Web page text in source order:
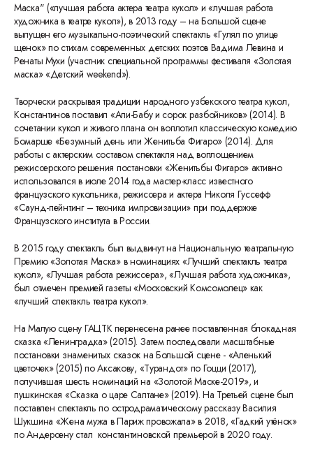
Маска" («лучшая работа актера театра кукол» и «лучшая работа
художника в театре кукол»), в 2013 году – на Большой сцене
выпущен его музыкально-поэтический спектакль «Гулял по улице
щенок» по стихам современных детских поэтов Вадима Левина и
Ренаты Мухи (участник специальной программы фестиваля «Золотая
маска» «Детский weekend»).
Творчески раскрывая традиции народного узбекского театра кукол,
Константинов поставил «Али-Бабу и сорок разбойников» (2014). В
сочетании кукол и живого плана он воплотил классическую комедию
Бомарше «Безумный день или Женитьба Фигаро» (2014). Для
работы с актерским составом спектакля над воплощением
режиссерского решения постановки «Женитьбы Фигаро» активно
использовался в июле 2014 года мастер-класс известного
французского кукольника, режиссера и актера Николя Гуссефф
«Саунд-пейнтинг – техника импровизации» при поддержке
Французского института в России.
В 2015 году спектакль был выдвинут на Национальную театральную
Премию «Золотая Маска» в номинациях «Лучший спектакль театра
кукол», «Лучшая работа режиссера», «Лучшая работа художника»,
был отмечен премией газеты «Московский Комсомолец» как
«лучший спектакль театра кукол».
На Малую сцену ГАЦТК перенесена ранее поставленная блокадная
сказка «Ленинградка» (2015). Затем последовали масштабные
постановки знаменитых сказок на Большой сцене - «Аленький
цветочек» (2015) по Аксакову, «Турандот» по Гоцци (2017),
получившая шесть номинаций на «Золотой Маске-2019», и
пушкинская «Сказка о царе Салтане» (2019). На Третьей сцене был
поставлен спектакль по остродраматическому рассказу Василия
Шукшина «Жена мужа в Париж провожала» в 2018, «Гадкий утёнок»
по Андерсену стал константиновской премьерой в 2020 году.